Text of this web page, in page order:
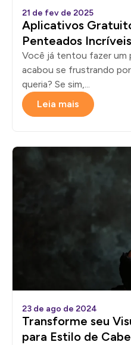
21 de fev de 2025
Aplicativos
Penteados
Você já tentou fazer um
acabou se frustrando
queria? Se sim,...
Leia mais
23 de ago de 2024
Transforme seu
para Estilo de